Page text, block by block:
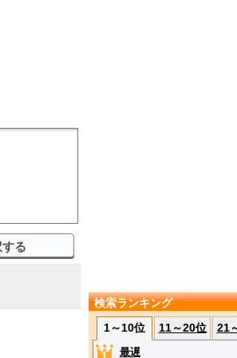
検索ランキング
1～10位
11～20位 21
最遅